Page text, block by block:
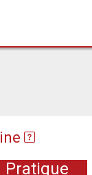
Pratique